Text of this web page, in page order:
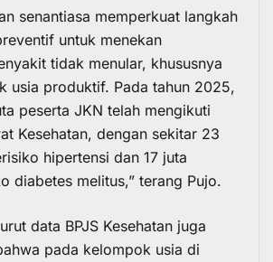
senantiasa memperkuat langkah
untuk menekan
tidak menular, khususnya
usia produktif. Pada tahun 2025,
peserta JKN telah mengikuti
Kesehatan, dengan sekitar 23
hipertensi dan 17 juta
diabetes melitus,” terang Pujo.
data BPJS Kesehatan juga
pada kelompok usia di